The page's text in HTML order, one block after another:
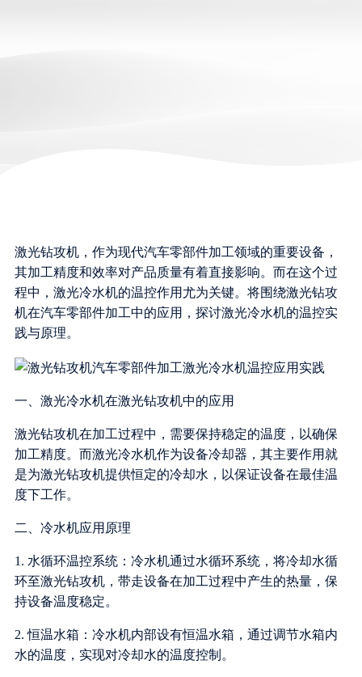
激光钻攻机，作为现代汽车零部件加工领域的重要设备，
其加工精度和效率对产品质量有着直接影响。而在这个过
程中，激光冷水机的温控作用尤为关键。将围绕激光钻攻
机在汽车零部件加工中的应用，探讨激光冷水机的温控实
践与原理。
一、激光冷水机在激光钻攻机中的应用
激光钻攻机在加工过程中，需要保持稳定的温度，以确保
加工精度。而激光冷水机作为设备冷却器，其主要作用就
是为激光钻攻机提供恒定的冷却水，以保证设备在最佳温
度下工作。
二、冷水机应用原理
1. 水循环温控系统：冷水机通过水循环系统，将冷却水循
环至激光钻攻机，带走设备在加工过程中产生的热量，保
持设备温度稳定。
2. 恒温水箱：冷水机内部设有恒温水箱，通过调节水箱内
水的温度，实现对冷却水的温度控制。